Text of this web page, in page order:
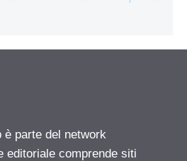
è parte del network
editoriale comprende siti